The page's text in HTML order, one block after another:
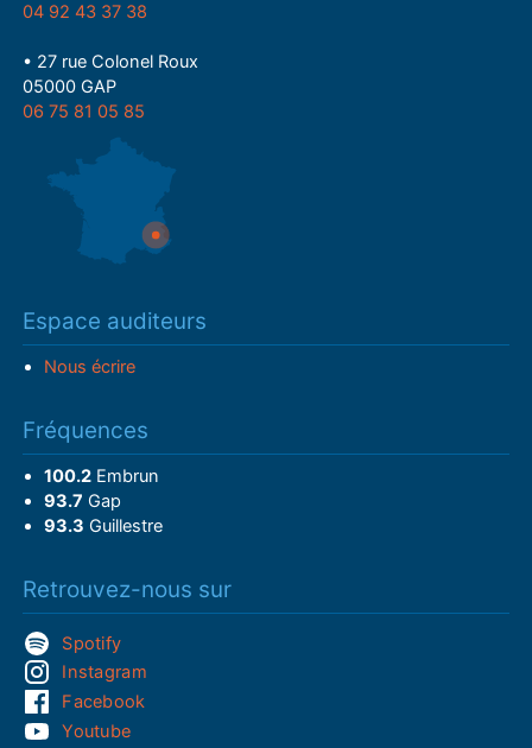
04 92 43 37 38
• 27 rue Colonel Roux
05000 GAP
06 75 81 05 85
Espace auditeurs
Nous écrire
Fréquences
100.2Embrun
93.7 Gap
93.3 Guillestre
Retrouvez-nous sur
Spotify
Instagram
Facebook
Youtube